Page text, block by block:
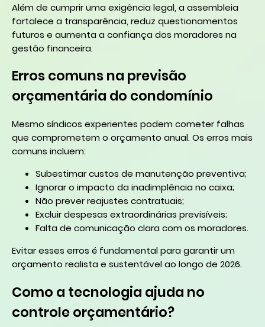
Além de cumprir uma exigência legal, a assembleia
fortalece a transparência, reduz questionamentos
futuros e aumenta a confiança dos moradores na
gestão financeira.
Erros comuns na previsão
orçamentária do condomínio
Mesmo síndicos experientes podem cometer falhas
que comprometem o orçamento anual. Os erros mais
comuns incluem:
Subestimar custos de manutenção preventiva;
Ignorar o impacto da inadimplência no caixa;
Não prever reajustes contratuais;
Excluir despesas extraordinárias previsíveis;
Falta de comunicação clara com os moradores.
Evitar esses erros é fundamental para garantir um
orçamento realista e sustentável ao longo de 2026.
Como a tecnologia ajuda no
controle orçamentário?